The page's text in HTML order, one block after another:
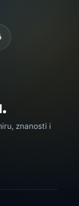
znanosti i